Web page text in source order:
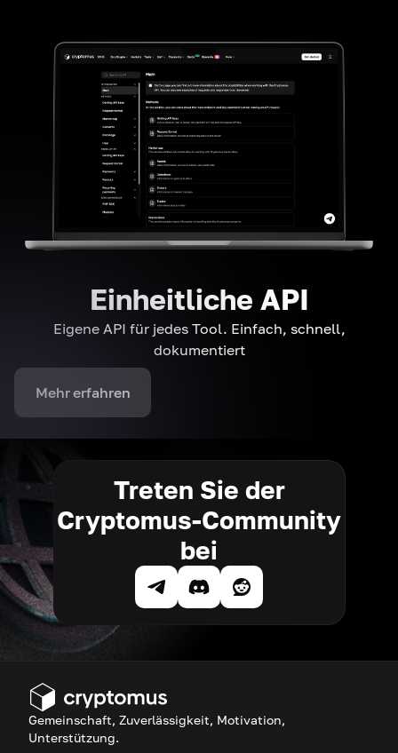
Einheitliche API
Eigene API für jedes Tool. Einfach, schnell,
dokumentiert
Mehr erfahren
Treten Sie der
Cryptomus-Community
bei
Gemeinschaft, Zuverlässigkeit, Motivation,
Unterstützung.